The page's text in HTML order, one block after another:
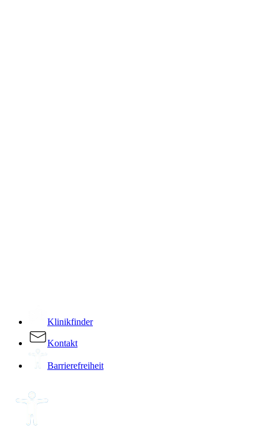
Klinikfinder
Kontakt
Barrierefreiheit